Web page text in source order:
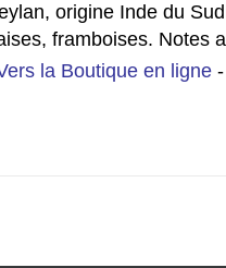
origine Inde du
framboises. Notes
la Boutique en ligne -